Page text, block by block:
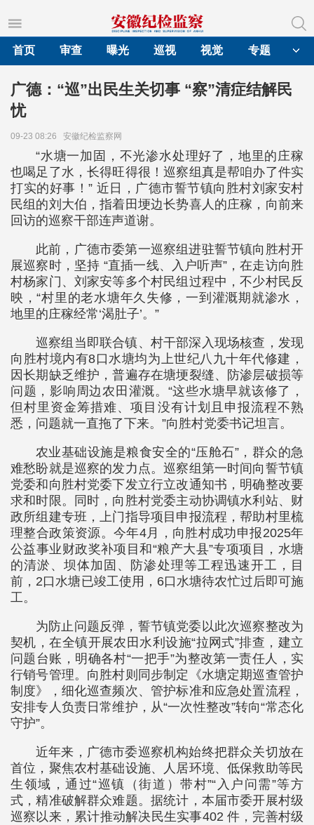
首页
审查 曝光 巡视 视觉 专题
广德：“巡”出民生关切事 “察”清症结解民
忧
09-23 08:26 安徽纪检监察网
“水塘一加固，不光渗水处理好了，地里的庄稼
也喝足了水，长得旺得很！巡察组真是帮咱办了件实
打实的好事！” 近日，广德市誓节镇向胜村刘家安村
民组的刘大伯，指着田埂边长势喜人的庄稼，向前来
回访的巡察干部连声道谢。
此前，广德市委第一巡察组进驻誓节镇向胜村开
展巡察时，坚持 “直插一线、入户听声”，在走访向胜
村杨家门、刘家安等多个村民组过程中，不少村民反
映，“村里的老水塘年久失修，一到灌溉期就渗水，
地里的庄稼经常‘渴肚子’。”
巡察组当即联合镇、村干部深入现场核查，发现
向胜村境内有8口水塘均为上世纪八九十年代修建，
因长期缺乏维护，普遍存在塘埂裂缝、防渗层破损等
问题，影响周边农田灌溉。“这些水塘早就该修了，
但村里资金筹措难、项目没有计划且申报流程不熟
悉，问题就一直拖了下来。”向胜村党委书记坦言。
农业基础设施是粮食安全的“压舱石”，群众的急
难愁盼就是巡察的发力点。巡察组第一时间向誓节镇
党委和向胜村党委下发立行立改通知书，明确整改要
求和时限。同时，向胜村党委主动协调镇水利站、财
政所组建专班，上门指导项目申报流程，帮助村里梳
理整合政策资源。今年4月，向胜村成功申报2025年
公益事业财政奖补项目和“粮产大县”专项项目，水塘
的清淤、坝体加固、防渗处理等工程迅速开工，目
前，2口水塘已竣工使用，6口水塘待农忙过后即可施
工。
为防止问题反弹，誓节镇党委以此次巡察整改为
契机，在全镇开展农田水利设施“拉网式”排查，建立
问题台账，明确各村“一把手”为整改第一责任人，实
行销号管理。向胜村则同步制定《水塘定期巡查管护
制度》，细化巡查频次、管护标准和应急处置流程，
安排专人负责日常维护，从“一次性整改”转向“常态化
守护”。
近年来，广德市委巡察机构始终把群众关切放在
首位，聚焦农村基础设施、人居环境、低保救助等民
生领域，通过“巡镇（街道）带村”“入户问需”等方
式，精准破解群众难题。据统计，本届市委开展村级
巡察以来，累计推动解决民生实事402 件，完善村级